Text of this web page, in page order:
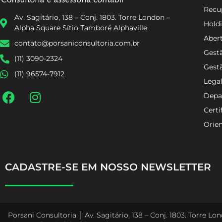
Av. Sagitário, 138 – Conj. 1803. Torre London –
Alpha Square Sítio Tamboré Alphaville
contato@porsaniconsultoria.com.br
(11) 3090-2324
(11) 96574-7912
CADASTRE-SE EM NOSSO NEWSLETTER
Porsani Consultoria │ Av. Sagitário, 138 – Conj. 1803. Torre